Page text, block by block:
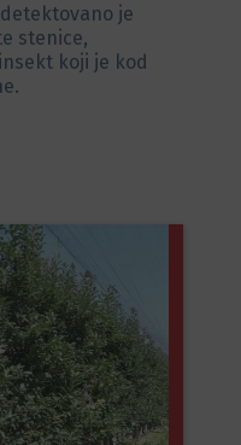
je
stenice,
koji je kod